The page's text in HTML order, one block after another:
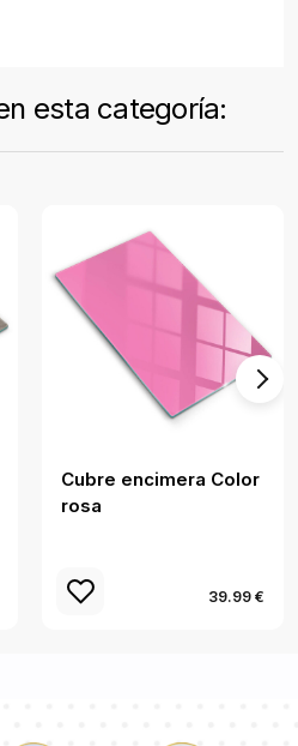
esta categoría:
Cubre encimera Color
rosa
39.99 €